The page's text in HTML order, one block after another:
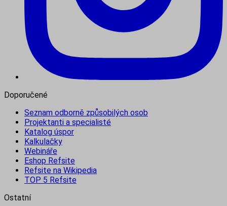
Doporučené
Seznam odborně způsobilých osob
Projektanti a specialisté
Katalog úspor
Kalkulačky
Webináře
Eshop Refsite
Refsite na Wikipedia
TOP 5 Refsite
Ostatní